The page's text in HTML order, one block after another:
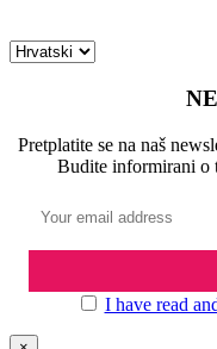
Pretplatite se na naš
Budite informirani o
I have read